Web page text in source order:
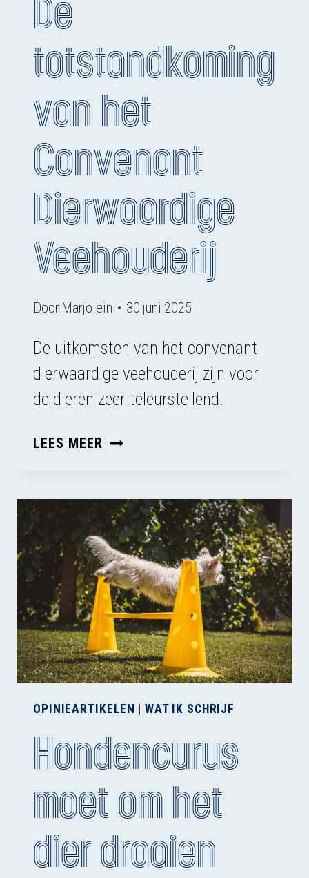
De
totstandkoming
van het
Convenant
Dierwaardige
Veehouderij
Door Marjolein 30 juni 2025
De uitkomsten van het convenant
dierwaardige veehouderij zijn voor
de dieren zeer teleurstellend.
LEES MEER DE
HET
CONVENANT
DIERWAARDIGE
VEEHOUDERIJ
OPINIEARTIKELEN WAT IK SCHRIJF
Hondencurus
moet om het
dier draaien